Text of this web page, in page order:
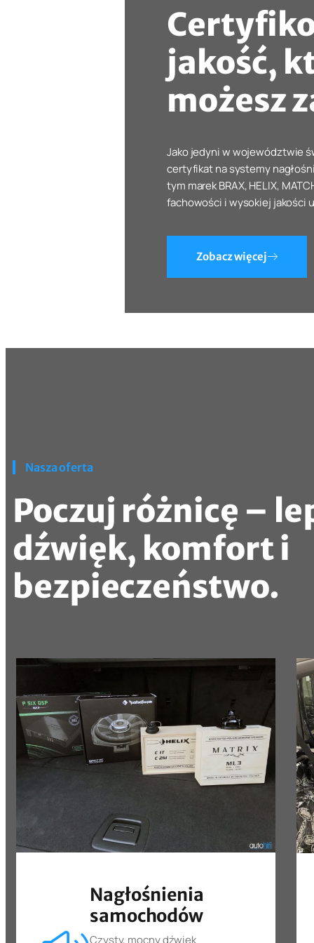
jakość,
możesz
Jako jedyni w województwie
certyfikat na systemy
tym marek BRAX, HELIX,
fachowości i wysokiej jakości
Zobacz więcej
Nasza oferta
Poczuj różnicę –
dźwięk, komfort i
bezpieczeństwo.
Nagłośnienia
samochodów
Czysty, mocny dźwięk